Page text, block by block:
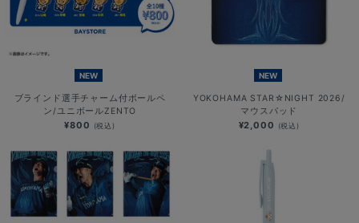
NEW
ブラインド選手チャーム付ボールペ
ン/ユニボールZENTO
¥800 (税込)
NEW
YOKOHAMA STAR☆NIGHT 2026/
マウスパッド
¥2,000 (税込)